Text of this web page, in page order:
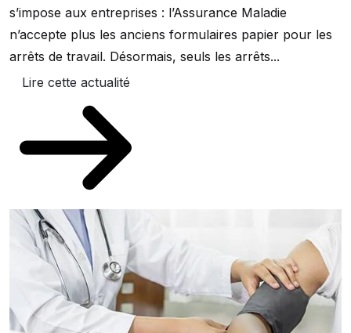
s’impose aux entreprises : l’Assurance Maladie
n’accepte plus les anciens formulaires papier pour les
arrêts de travail. Désormais, seuls les arrêts...
Lire cette actualité